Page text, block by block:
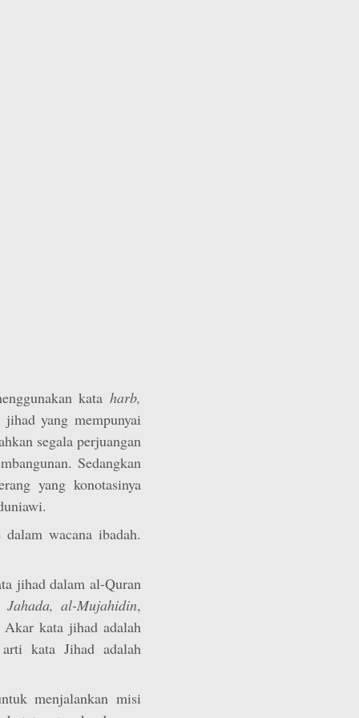
kata harb,
yang mempunyai
segala perjuangan
Sedangkan
yang konotasinya
wacana ibadah.
jihad dalam al-Quran
al-Mujahidin,
Akar kata jihad adalah
kata Jihad adalah
menjalankan misi